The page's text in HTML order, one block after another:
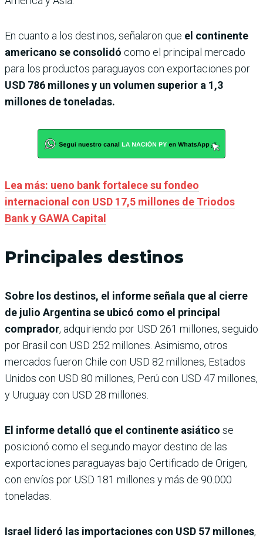
En cuanto a los destinos, señalaron que el continente
americano se consolidó como el principal mercado
para los productos paraguayos con exportaciones por
USD 786 millones y un volumen superior a 1,3
millones de toneladas.
Lea más: ueno bank fortalece su fondeo
internacional con USD 17,5 millones de Triodos
Bank y GAWA Capital
Principales destinos
Sobre los destinos, el informe señala que al cierre
de julio Argentina se ubicó como el principal
comprador, adquiriendo por USD 261 millones, seguido
por Brasil con USD 252 millones. Asimismo, otros
mercados fueron Chile con USD 82 millones, Estados
Unidos con USD 80 millones, Perú con USD 47 millones,
y Uruguay con USD 28 millones.
El informe detalló que el continente asiático se
posicionó como el segundo mayor destino de las
exportaciones paraguayas bajo Certificado de Origen,
con envíos por USD 181 millones y más de 90.000
toneladas.
Israel lideró las importaciones con USD 57 millones,